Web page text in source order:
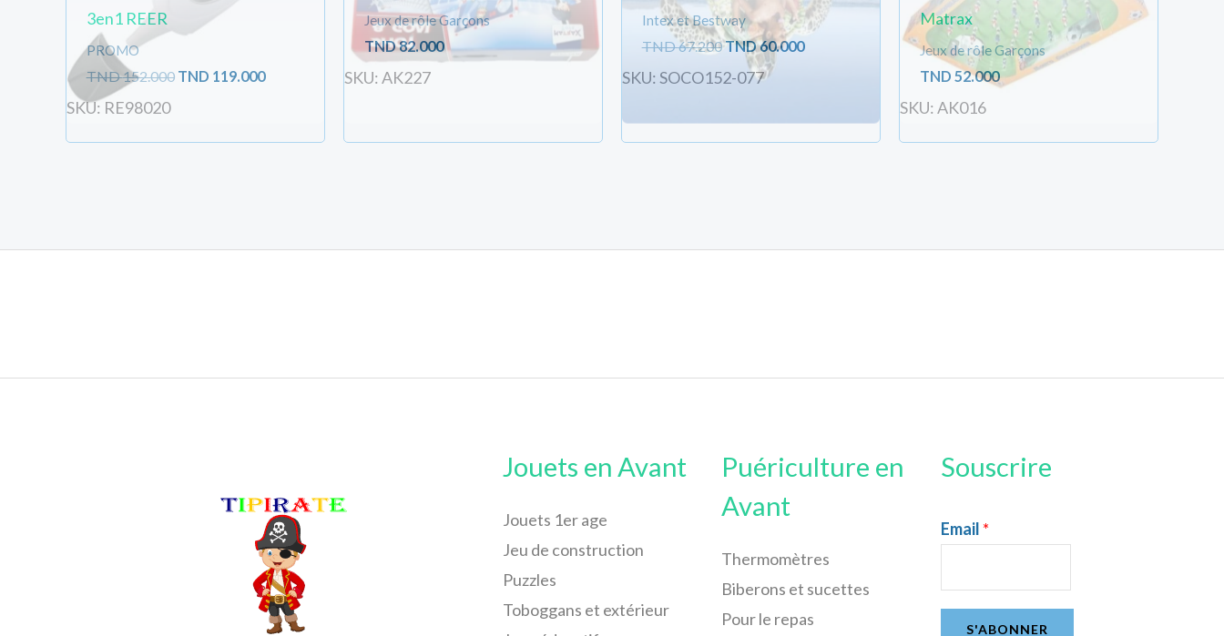
3en1 REER
PROMO
TND152.000 TND 119.000
SKU: RE98020
Jeux de rôle Garçons
TND82.000
SKU: AK227
Intex et Bestway
TND67.200TND60.000
SKU: SOCO152-077
Matrax
Jeux de rôle Garçons
TND 52.000
SKU: AK016
Jouets en Avant
Jouets 1er age
Jeu de construction
Puzzles
Toboggans et extérieur
Puériculture en
Avant
Thermomètres
Biberons et sucettes
Pour le repas
Souscrire
Email *
S'ABONNER